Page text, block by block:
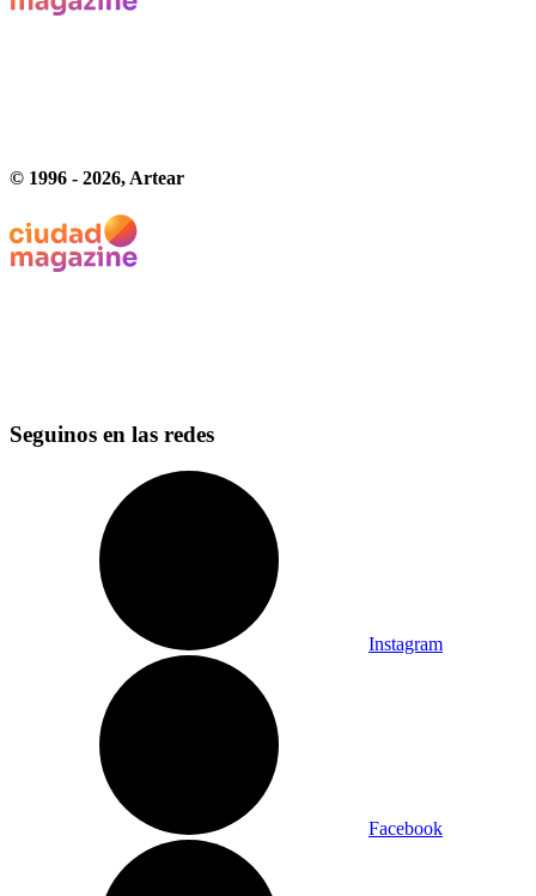
© 1996 - 2026, Artear
Seguinos en las redes
Instagram
Facebook